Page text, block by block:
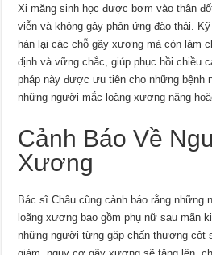
Xi măng sinh học được bơm vào thân
viễn và không gây phản ứng đào thải.
hàn lại các chỗ gãy xương mà còn làm
định và vững chắc, giúp phục hồi chiều
pháp này được ưu tiên cho những bệnh
những người mắc loãng xương nặng
Cảnh Báo Về
Xương
Bác sĩ Châu cũng cảnh báo rằng những
loãng xương bao gồm phụ nữ sau mãn
những người từng gặp chấn thương cột